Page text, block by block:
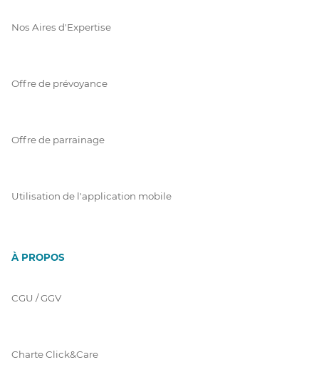
Nos Aires d'Expertise
Offre de prévoyance
Offre de parrainage
Utilisation de l'application mobile
À PROPOS
CGU / GGV
Charte Click&Care